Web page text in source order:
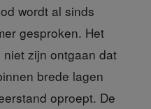
wordt al sinds
gesproken. Het
zijn ontgaan dat
brede lagen
oproept. De